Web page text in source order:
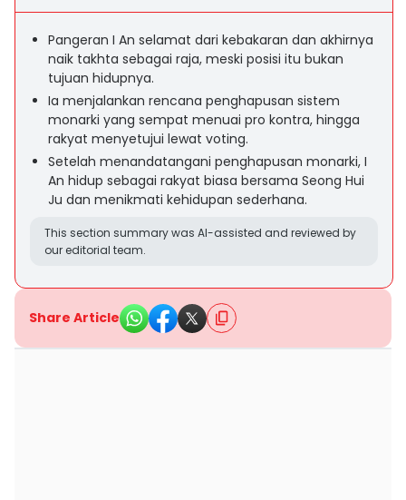
Pangeran I An selamat dari kebakaran dan akhirnya
naik takhta sebagai raja, meski posisi itu bukan
tujuan hidupnya.
Ia menjalankan rencana penghapusan sistem
monarki yang sempat menuai pro kontra, hingga
rakyat menyetujui lewat voting.
Setelah menandatangani penghapusan monarki, I
An hidup sebagai rakyat biasa bersama Seong Hui
Ju dan menikmati kehidupan sederhana.
This section summary was AI-assisted and reviewed by
our editorial team.
Share Article